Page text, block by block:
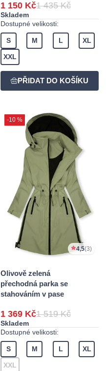
1 150 Kč1 435 Kč
Skladem
Dostupné velikosti:
S M L XL
XXL
-10 %
4,5(3)
Olivově zelená
přechodná parka se
stahováním v pase
1 369 Kč1 519 Kč
Skladem
Dostupné velikosti:
S M L XL
XXL